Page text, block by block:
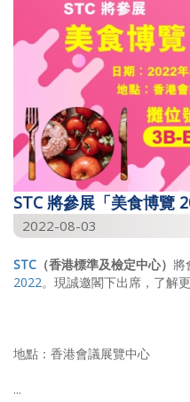
STC 將參展「美食博覽
2022-08-03
STC （香港標準及檢定中心） 將
2022。現誠邀閣下出席，了解
地點：香港會議展覽中心
...